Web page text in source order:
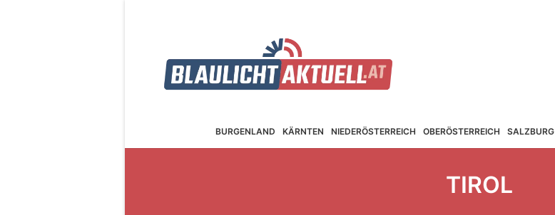
BURGEN­LAND KÄRNTEN NIEDER­ÖSTERREICH OBER­ÖSTERREICH SALZBURG
TIROL